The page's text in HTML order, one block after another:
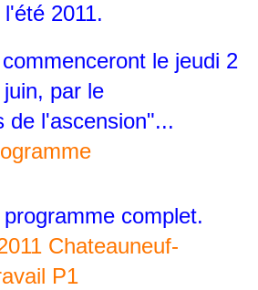
l'été 2011.
le jeudi 2
juin, par le
de l'ascension"...
complet.